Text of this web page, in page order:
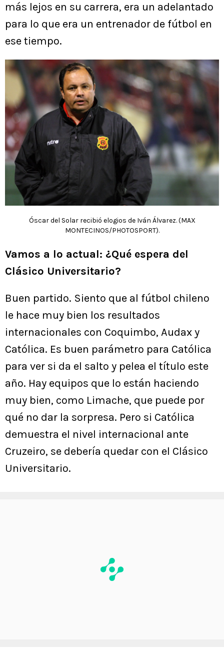
más lejos en su carrera, era un adelantado
para lo que era un entrenador de fútbol en
ese tiempo.
Óscar del Solar recibió elogios de Iván Álvarez. (MAX
MONTECINOS/PHOTOSPORT).
Vamos a lo actual: ¿Qué espera del
Clásico Universitario?
Buen partido. Siento que al fútbol chileno
le hace muy bien los resultados
internacionales con Coquimbo, Audax y
Católica. Es buen parámetro para Católica
para ver si da el salto y pelea el título este
año. Hay equipos que lo están haciendo
muy bien, como Limache, que puede por
qué no dar la sorpresa. Pero si Católica
demuestra el nivel internacional ante
Cruzeiro, se debería quedar con el Clásico
Universitario.